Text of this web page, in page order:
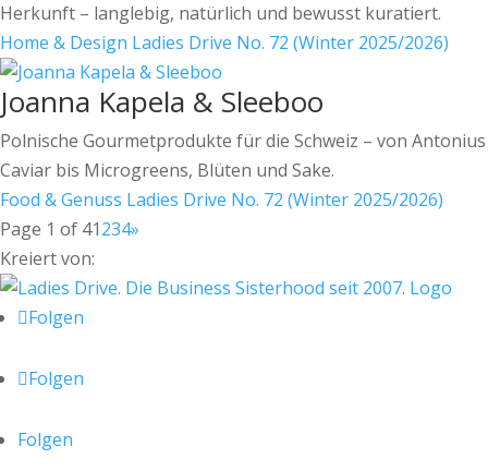
Herkunft – langlebig, natürlich und bewusst kuratiert.
Home & Design Ladies Drive No. 72 (Winter 2025/2026)
Joanna Kapela & Sleeboo
Polnische Gourmetprodukte für die Schweiz – von Antonius
Caviar bis Microgreens, Blüten und Sake.
Food & Genuss Ladies Drive No. 72 (Winter 2025/2026)
Page 1 of 41234»
Kreiert von:
Folgen
Folgen
Folgen